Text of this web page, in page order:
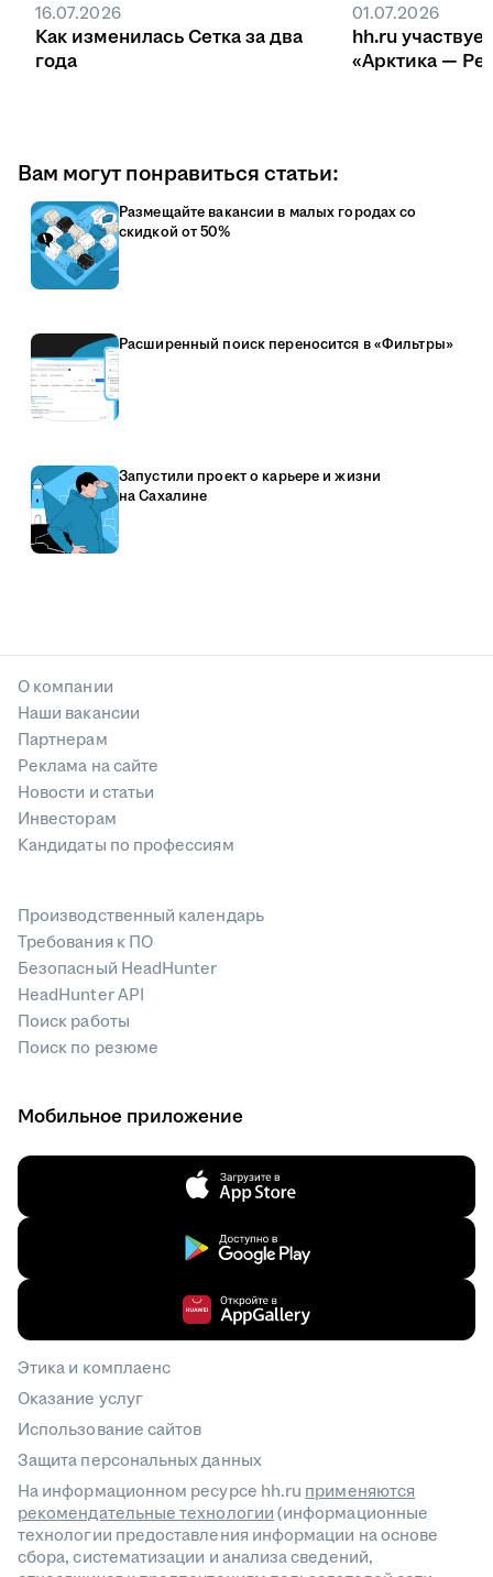
16.07.2026
Как изменилась Сетка за два
года
01.07.2026
hh.ru
«Арктика —
Вам могут понравиться статьи:
Размещайте вакансии в малых городах со
скидкой от 50%
Расширенный поиск переносится в «Фильтры»
Запустили проект о карьере и жизни
на Сахалине
О компании
Наши вакансии
Партнерам
Реклама на сайте
Новости и статьи
Инвесторам
Кандидаты по профессиям
Производственный календарь
Требования к ПО
Безопасный HeadHunter
HeadHunter API
Поиск работы
Поиск по резюме
Мобильное приложение
Этика и комплаенс
Оказание услуг
Использование сайтов
Защита персональных данных
На информационном ресурсе hh.ru применяются
рекомендательные технологии(информационные
технологии предоставления информации на основе
сбора, систематизации и анализа сведений,